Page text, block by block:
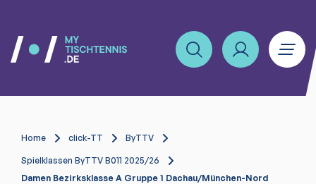
Home click-TT ByTTV
Spielklassen ByTTV B011 2025/26
Damen Bezirksklasse A Gruppe 1 Dachau/München-Nord